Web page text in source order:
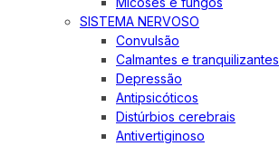
SISTEMA NERVOSO
Convulsão
Calmantes e tranquilizantes
Depressão
Antipsicóticos
Distúrbios cerebrais
Antivertiginoso